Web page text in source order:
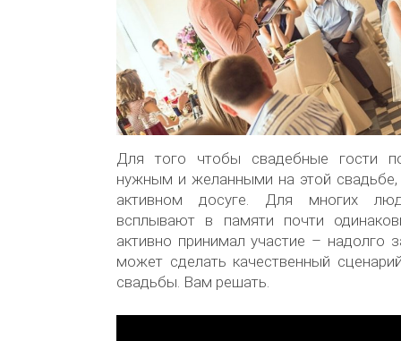
Для того чтобы свадебные гости
нужным и желанными на этой свадьбе,
активном досуге. Для многих
всплывают в памяти почти
активно принимал участие – надолго
может сделать качественный
свадьбы. Вам решать.